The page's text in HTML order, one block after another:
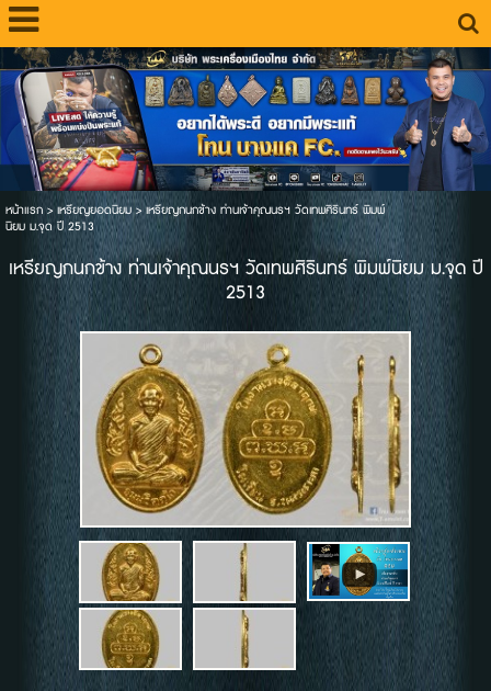
หน้าแรก>เหรียญยอดนิยม>เหรียญกนกข้าง ท่านเจ้าคุณนรฯ วัดเทพศิรินทร์ พิมพ์
นิยม ม.จุด ปี 2513
เหรียญกนกข้าง ท่านเจ้าคุณนรฯ วัดเทพศิรินทร์ พิมพ์นิยม ม.จุด ปี
2513